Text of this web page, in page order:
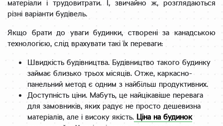
матеріали і трудовитрати. І, звичайно ж, розглядаються
різні варіанти будівель.
Якщо брати до уваги будинки, створені за канадською
технологією, слід врахувати такі їх переваги:
Швидкість будівництва. Будівництво такого будинку
займає близько трьох місяців. Отже, каркасно-
панельний метод є одним з найбільш продуктивних.
Доступність ціни. Мабуть, це найцікавіше перевага
для замовників, яких радує не просто дешевизна
матеріалів, але і високу якість. Ціна на будинок